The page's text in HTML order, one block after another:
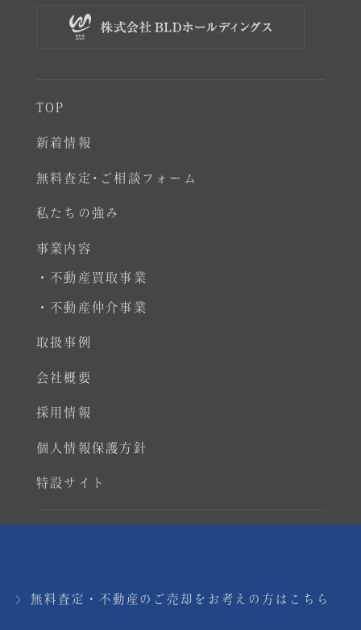
TOP
新着情報
無料査定･ご相談フォーム
私たちの強み
事業内容
・不動産買取事業
・不動産仲介事業
取扱事例
会社概要
採用情報
個人情報保護方針
特設サイト
無料査定・不動産のご売却をお考えの方はこちら